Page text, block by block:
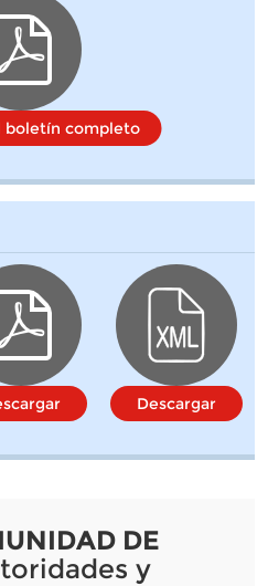
boletín completo
Descargar
DE
y